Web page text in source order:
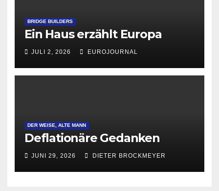
BRIDGE BUILDERS
Ein Haus erzählt Europa
JULI 2, 2026 EUROJOURNAL
DER WEISE, ALTE MANN
Deflationäre Gedanken
JUNI 29, 2026 DIETER BROCKMEYER